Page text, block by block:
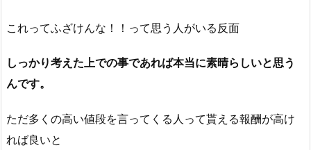
これってふざけんな！！って思う人がいる反面
しっかり考えた上での事であれば本当に素晴らしいと思う
んです。
ただ多くの高い値段を言ってくる人って貰える報酬が高け
れば良いと